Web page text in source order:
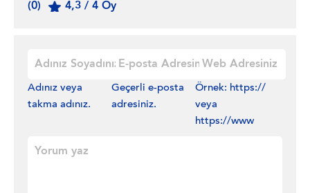
(0)
4,3 / 4 Oy
Adınız veya
takma adınız.
Geçerli e-posta
adresiniz.
Örnek: https://
veya
https://www